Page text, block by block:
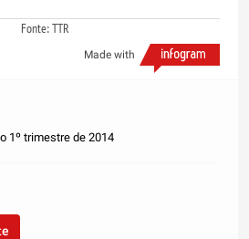
Fonte: TTR
Made with
1º trimestre de 2014